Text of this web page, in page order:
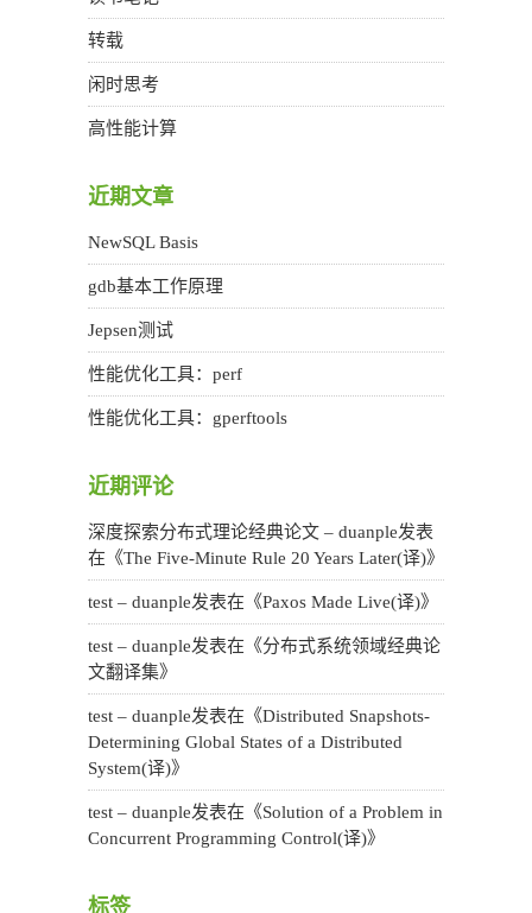
转载
闲时思考
高性能计算
近期文章
NewSQL Basis
gdb基本工作原理
Jepsen测试
性能优化工具：perf
性能优化工具：gperftools
近期评论
深度探索分布式理论经典论文 – duanple发表
在《The Five-Minute Rule 20 Years Later(译)》
test – duanple发表在《Paxos Made Live(译)》
test – duanple发表在《分布式系统领域经典论
文翻译集》
test – duanple发表在《Distributed Snapshots-
Determining Global States of a Distributed
System(译)》
test – duanple发表在《Solution of a Problem in
Concurrent Programming Control(译)》
标签